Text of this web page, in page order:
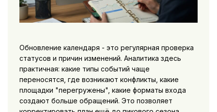
Обновление календаря - это регулярная проверка
статусов и причин изменений. Аналитика здесь
практичная: какие типы событий чаще
переносятся, где возникают конфликты, какие
площадки "перегружены", какие форматы входа
создают больше обращений. Это позволяет